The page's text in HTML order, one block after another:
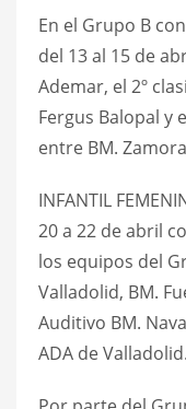
En el Grupo B
del 13 al 15 de
Ademar, el 2º
Fergus Balopal y
entre BM.
INFANTIL
20 a 22 de abril
los equipos del
Valladolid, BM.
Auditivo BM.
ADA de Valladolid.